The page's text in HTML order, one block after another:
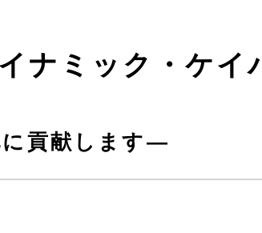
ナミック・ケ
貢献します―